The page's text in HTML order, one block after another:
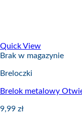
Quick View
Brak w magazynie
Breloczki
Brelok metalowy
9,99 zł